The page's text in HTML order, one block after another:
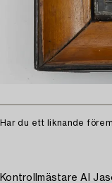
Har du ett liknande
Kontrollmästare AI